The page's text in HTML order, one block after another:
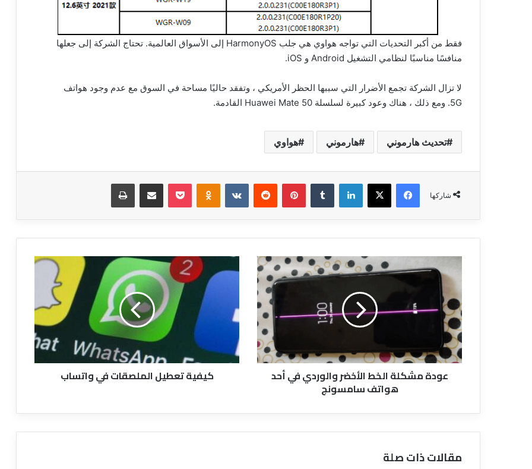
فقط من أكبر التحديات التي تواجه هواوي هي جلب HarmonyOS إلى الأسواق العالمية. تحتاج الشركة إلى جعلها
منافسًا مناسبًا لنظامي التشغيل Android و iOS.
لا تزال الشركة تجمع الأضرار التي سببها الحظر الأمريكي ، وتفقد حاليًا مساحة في السوق مع عدم وجود هواتف
5G. ومع ذلك ، هناك وعود كبيرة لسلسلة Huawei Mate 50 القادمة.
تحديث هارموني هارموني هواوي
شاركها
فيسبوك ‫X لينكدإن بينتيريست Odnoklassniki
‫Pocket مشاركة عبر البريد طباعة
عودة
مشكلة
الأخضر
والوردي
في
أحد
هواتف
سامسونج
عودة مشكلة الخط الأخضر والوردي في أحد
هواتف سامسونج
تعطيل
الملصقات
واتساب
كيفية تعطيل الملصقات في واتساب
مقالات ذات صلة